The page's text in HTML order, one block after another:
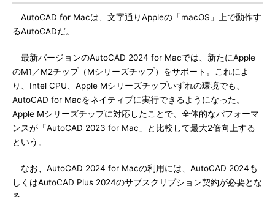
AutoCAD for Macは、文字通りAppleの「macOS」上で動作す
るAutoCADだ。
最新バージョンのAutoCAD 2024 for Macでは、新たにApple
のM1／M2チップ（Mシリーズチップ）をサポート。これによ
り、Intel CPU、Apple Mシリーズチップいずれの環境でも、
AutoCAD for Macをネイティブに実行できるようになった。
Apple Mシリーズチップに対応したことで、全体的なパフォーマ
ンスが「AutoCAD 2023 for Mac」と比較して最大2倍向上する
という。
なお、AutoCAD 2024 for Macの利用には、AutoCAD 2024も
しくはAutoCAD Plus 2024のサブスクリプション契約が必要とな